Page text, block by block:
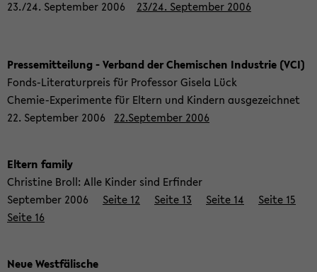
23./24. Sep­tem­ber 2006 23/24. Sep­tem­ber 2006
Pres­se­mit­tei­lung - Ver­band der Che­mi­schen In­dus­trie (VCI)
Fonds-​Literaturpreis für Pro­fes­sor Gi­se­la Lück
Chemie-​Experimente für El­tern und Kin­dern aus­ge­zeich­net
22. Sep­tem­ber 2006 22.Sep­tem­ber 2006
El­tern fa­mi­ly
Chris­ti­ne Broll: Alle Kin­der sind Er­fin­der
Sep­tem­ber 2006 Seite 12 Seite 13 Seite 14
Seite 15
Seite 16
Neue West­fä­li­sche